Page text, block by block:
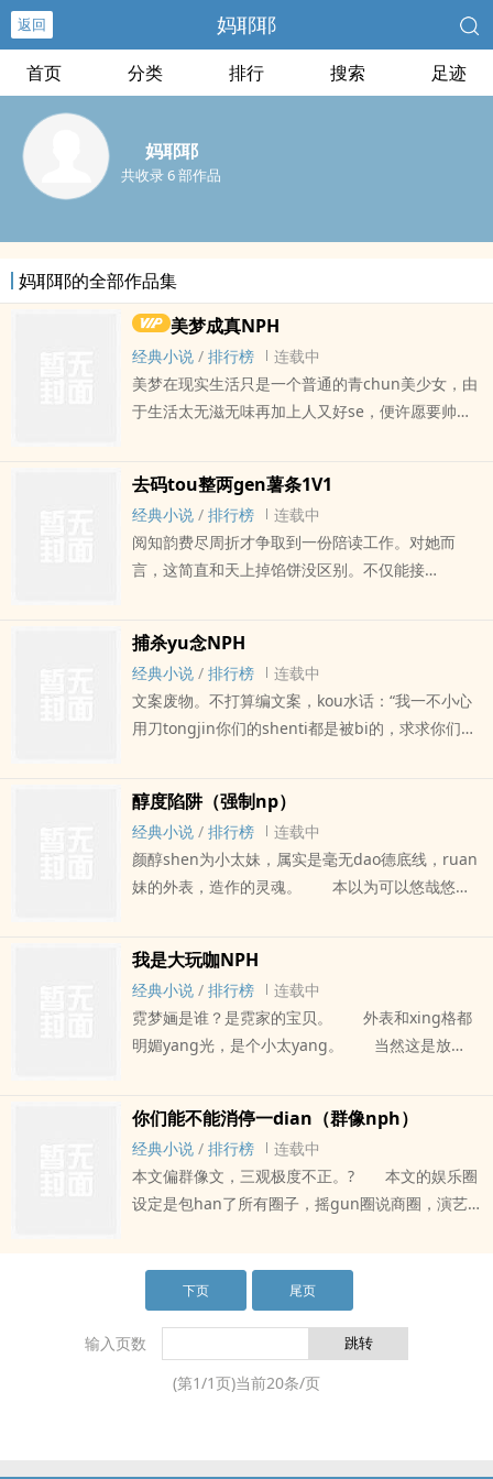
返回 妈耶耶
首页 分类 排行 搜索 足迹
妈耶耶
共收录 6 部作品
妈耶耶的全部作品集
美梦成真NPH
经典小说 / 排行榜
连载中
美梦在现实生活只是一个普通的青chun美少女，由
于生活太无滋无味再加上人又好se，便许愿要帅
在现实世界要杀疯了，但是放在异世界平平无奇。
可，她的shenti为什么会有疗愈功效？一来到异世
界就被帅气少年cao了个半死，还被少年带回了生活
据点认识了其他风格不同的帅气少年。这些少年一
也需要她的能力。本以为这样的生活就差不多了，
谁能告诉她为什么在暴力层区过着，莫名其妙被活
跃层和中心层的人透上了。?三大区域：暴力层区：
混luan邪恶区，少年组专属，四个少年两chu两非
chu，烧杀抢掠杀人如麻的掠夺者团伙，典型的暴
活跃层区：混luan中立区，有点默认规矩但不多，
随时能变得一团luan麻，但比暴力层区无恶不作的
好点，青少年组专属，双chu，21岁左右。?中心城
区：守序邪恶区，由权贵家族们掌握大权，用着近
面上的保护，存活几率会大大提高，年龄25岁左
右，两chu一非。?注：没有一个好鸟，女主也不是
什么好鸟，纯贱货，han女kou男，走后xue，羞
辱，sheniao等等（我也不知dao会有啥，会标
去码tou整两gen薯条1V1
经典小说 / 排行榜
连载中
阅知韵费尽周折才争取到一份陪读工作。对她而
言，这简直和天上掉馅饼没区别。不仅能接
都有平台了……不去想办法捞一点实在可惜。当然不
能动少爷的主意，万一被雇主察觉，她的美差可就
泡汤了。直到某天——“你最近花钱的速度像在外面
养了十个男模。”“我家给你开的工资有这么高
阅知韵/ai琳：虚荣拜金女主VS祁冕/卡西恩：中美混
血ding级富家子弟男主（我说不出男主是啥人设，
反正不是高岭之花清冷类型，那就把他归为高岭sao
花吧。）男洁：指shen心所有第一次都归女主女百
分之九十五洁：会和凯子有边缘xing行为（双洁党
不可能什么都不gan，有边缘xing行为。）然后：
本文正餐会上的比较慢，只想吃rou的别看了，不是
完全的手冲文，当然，越后期越像手冲文，前期慢
re，会和凯子周旋，roushi党慎ru，怕等急眼了，
情，下午三点就放学，假期还死多，学校里的同学
又少，就上千人，不是美剧里的抓ma校园能搞得ji
飞狗tiao的，写校园情节都无从下手，很难聚焦校
园情节，所以不是校园文，打着高中生幌子天天吃
xp脏luan差，需要排雷play的就走吧，虽然1v1没
有np重kou，但该走就走吧，都妈耶耶了，她能憋
什么淡kou味出来，这个妈耶耶太坏了，不要给她多
余的眼神。给她点眼神她就蹬鼻上脸，骂她的夸她
的一视同仁，都会被she吻，伸shetou的那
捕杀yu念NPH
经典小说 / 排行榜
连载中
文案废物。不打算编文案，kou水话：“我一不小心
用刀tongjin你们的shenti都是被bi的，求求你们不
猛tong，还说得tong死她让她shuang死。贴脸排
雷：偏重kou，hanniaoyeplay，如男喝女niao，
sheniao，多人运动三xue全开等等……总之就是xp
接受度低的淡kou味勿ru。han无cukou部分，也
非常规女弱，男主控也不适合看，因为他们真的很
招笑，会挨刀子，女f男c。我的排雷比文案都多，
应该不会看漏，已经声明这本han有yin趴脏luan差
属xing了，不要明明知dao自己是淡kou味接受不了
还jin来看，看了还得在评论区骂我，zuo好圈地自
醇度陷阱（强制np）
经典小说 / 排行榜
连载中
颜醇shen为小太妹，属实是毫无dao德底线，ruan
妹的外表，造作的灵魂。 本以为可以悠哉悠哉
狗。? 穿定制西装的影子们会将情书折成手铐形
状。 她始终认为自己的罪恶更洁净，至少不曾
给暴行披上领结。? “我是人渣啊。”少女的语气
非常理所应当，甚至有些许骄傲。 深渊永远选
产卵。 她jian信魔鬼只会被魔鬼xi引。 所
以…… 你们有什么可摇尾乞怜的。
——————————————————未收录
文，所以现阶段免费不负责收尾，写着玩儿的，如
果决定要写完会收费。架空世界，地图为人zhong
本排不完，雷点高的快跑，女非玩的花，男全
chu，han重koupaly，重kou针对全部主角，比如
男喝女niao或者男sheniao。
我是大玩咖NPH
经典小说 / 排行榜
连载中
霓梦婳是谁？是霓家的宝贝。 外表和xing格都
明媚yang光，是个小太yang。 当然这是放
子弟当的非常骄傲，shen边的朋友都和她一个样，
嘴脸丑恶，名声在外人人喊打，堪称臭名昭
著。 由于她在两xing关系上毫无dao德，东一
榔tou西一bang子的瞎搞，场面好像有点收不住
雷：只能保证男全部高洁，其他全是雷。 由于
冲浪搞黄许久，已经是重kou味患者，容易写的又
不敢保证突然yin趴xp大爆发，能cao的地方全cao
上，所以女主控勿ru。? 由于女主真的很渣很ai
你们能不能消停一dian（群像nph）
经典小说 / 排行榜
连载中
本文偏群像文，三观极度不正。? 本文的娱乐圈
设定是包han了所有圈子，摇gun圈说商圈，演艺
由，组了乐队就可以约酒吧或livehouse演出，慢慢
发展自己，等着被大型音乐节邀请，还有模特圈什
么的，都算娱乐圈，都有饭圈或者人气什么的那一
文会走剧情，不是纯rou文。? 受欢迎的角se不
下页 尾页
输入页数
(第1/1页)当前20条/页